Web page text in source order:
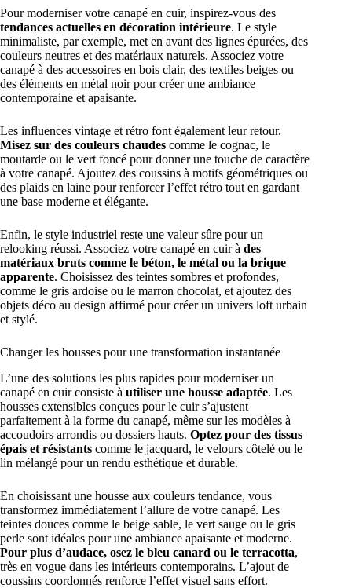
Pour moderniser votre canapé en cuir, inspirez-vous des
tendances actuelles en décoration intérieure. Le style
minimaliste, par exemple, met en avant des lignes épurées, des
couleurs neutres et des matériaux naturels. Associez votre
canapé à des accessoires en bois clair, des textiles beiges ou
des éléments en métal noir pour créer une ambiance
contemporaine et apaisante.
Les influences vintage et rétro font également leur retour.
Misez sur des couleurs chaudes comme le cognac, le
moutarde ou le vert foncé pour donner une touche de caractère
à votre canapé. Ajoutez des coussins à motifs géométriques ou
des plaids en laine pour renforcer l’effet rétro tout en gardant
une base moderne et élégante.
Enfin, le style industriel reste une valeur sûre pour un
relooking réussi. Associez votre canapé en cuir à des
matériaux bruts comme le béton, le métal ou la brique
apparente. Choisissez des teintes sombres et profondes,
comme le gris ardoise ou le marron chocolat, et ajoutez des
objets déco au design affirmé pour créer un univers loft urbain
et stylé.
Changer les housses pour une transformation instantanée
L’une des solutions les plus rapides pour moderniser un
canapé en cuir consiste à utiliser une housse adaptée. Les
housses extensibles conçues pour le cuir s’ajustent
parfaitement à la forme du canapé, même sur les modèles à
accoudoirs arrondis ou dossiers hauts. Optez pour des tissus
épais et résistants comme le jacquard, le velours côtelé ou le
lin mélangé pour un rendu esthétique et durable.
En choisissant une housse aux couleurs tendance, vous
transformez immédiatement l’allure de votre canapé. Les
teintes douces comme le beige sable, le vert sauge ou le gris
perle sont idéales pour une ambiance apaisante et moderne.
Pour plus d’audace, osez le bleu canard ou le terracotta,
très en vogue dans les intérieurs contemporains. L’ajout de
coussins coordonnés renforce l’effet visuel sans effort.